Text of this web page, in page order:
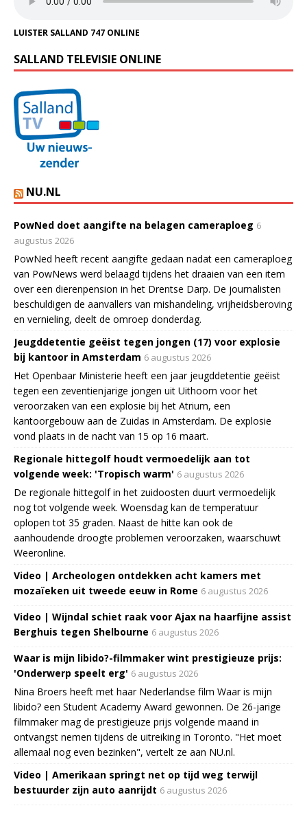
LUISTER SALLAND 747 ONLINE
SALLAND TELEVISIE ONLINE
NU.NL
PowNed doet aangifte na belagen cameraploeg 6
augustus 2026
PowNed heeft recent aangifte gedaan nadat een cameraploeg
van PowNews werd belaagd tijdens het draaien van een item
over een dierenpension in het Drentse Darp. De journalisten
beschuldigen de aanvallers van mishandeling, vrijheidsberoving
en vernieling, deelt de omroep donderdag.
Jeugddetentie geëist tegen jongen (17) voor explosie
bij kantoor in Amsterdam 6 augustus 2026
Het Openbaar Ministerie heeft een jaar jeugddetentie geëist
tegen een zeventienjarige jongen uit Uithoorn voor het
veroorzaken van een explosie bij het Atrium, een
kantoorgebouw aan de Zuidas in Amsterdam. De explosie
vond plaats in de nacht van 15 op 16 maart.
Regionale hittegolf houdt vermoedelijk aan tot
volgende week: 'Tropisch warm' 6 augustus 2026
De regionale hittegolf in het zuidoosten duurt vermoedelijk
nog tot volgende week. Woensdag kan de temperatuur
oplopen tot 35 graden. Naast de hitte kan ook de
aanhoudende droogte problemen veroorzaken, waarschuwt
Weeronline.
Video | Archeologen ontdekken acht kamers met
mozaïeken uit tweede eeuw in Rome 6 augustus 2026
Video | Wijndal schiet raak voor Ajax na haarfijne assist
Berghuis tegen Shelbourne 6 augustus 2026
Waar is mijn libido?-filmmaker wint prestigieuze prijs:
'Onderwerp speelt erg' 6 augustus 2026
Nina Broers heeft met haar Nederlandse film Waar is mijn
libido? een Student Academy Award gewonnen. De 26-jarige
filmmaker mag de prestigieuze prijs volgende maand in
ontvangst nemen tijdens de uitreiking in Toronto. "Het moet
allemaal nog even bezinken", vertelt ze aan NU.nl.
Video | Amerikaan springt net op tijd weg terwijl
bestuurder zijn auto aanrijdt 6 augustus 2026